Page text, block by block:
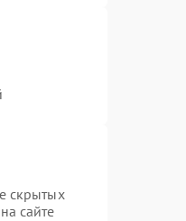
скрытых
сайте